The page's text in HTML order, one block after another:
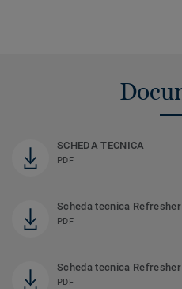
SCHEDA TECNICA
PDF
Scheda tecnica
PDF
Scheda tecnica Refresher
PDF